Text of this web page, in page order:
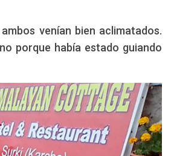
venían bien aclimatados.
porque había estado guiando